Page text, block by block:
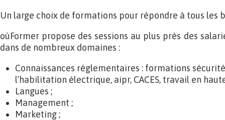
Un large choix de formations pour répondre à tous les
oùFormer propose des sessions au plus près des
dans de nombreux domaines :
Connaissances réglementaires : formations
l’habilitation électrique, aipr, CACES, travail en
Langues ;
Management ;
Marketing ;